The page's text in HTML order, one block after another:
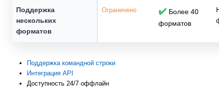
Поддержка
нескольких
форматов
Ограничено ✔️ Более 40
форматов
Поддержка командной строки
Интеграция API
Доступность 24/7 оффлайн